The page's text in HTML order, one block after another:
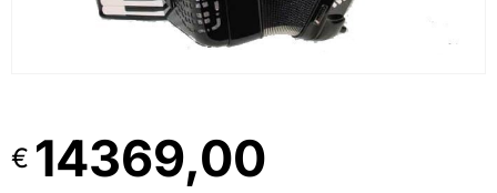
€ 14369,00